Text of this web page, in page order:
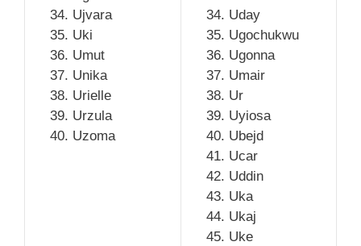
Ujvara
Uki
Umut
Unika
Urielle
Urzula
Uzoma
Uday
Ugochukwu
Ugonna
Umair
Ur
Uyiosa
Ubejd
Ucar
Uddin
Uka
Ukaj
Uke